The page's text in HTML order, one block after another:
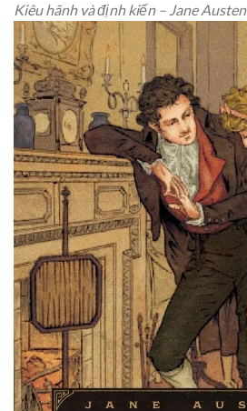
Kiêu hãnh và định kiến – Jane Austen